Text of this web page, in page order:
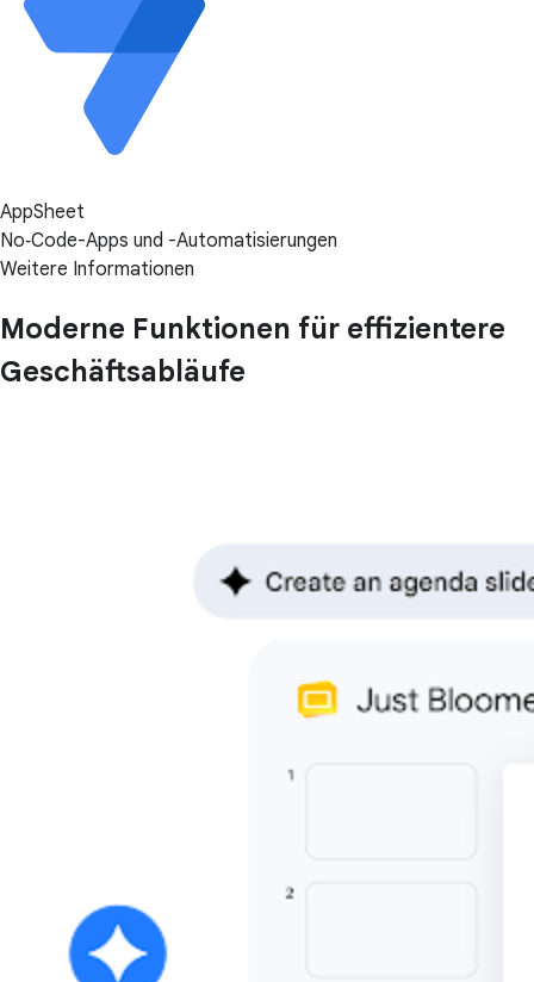
AppSheet
No‑Code-Apps und -Automatisierungen
Weitere Informationen
Moderne Funktionen für effizientere
Geschäftsabläufe